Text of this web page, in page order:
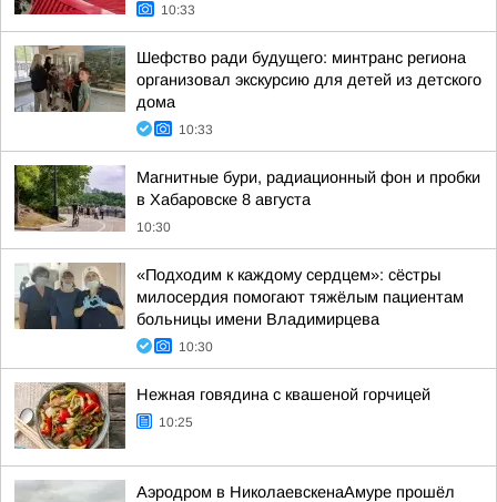
10:33
Шефство ради будущего: минтранс региона
организовал экскурсию для детей из детского
дома
10:33
Магнитные бури, радиационный фон и пробки
в Хабаровске 8 августа
10:30
«Подходим к каждому сердцем»: сёстры
милосердия помогают тяжёлым пациентам
больницы имени Владимирцева
10:30
Нежная говядина с квашеной горчицей
10:25
Аэродром в НиколаевскенаАмуре прошёл